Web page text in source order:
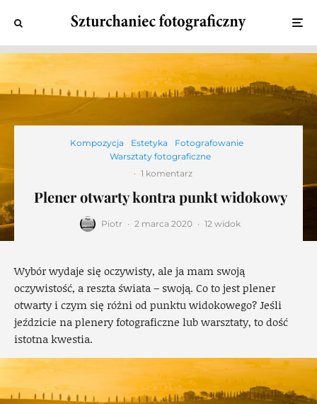
Kompozycja Estetyka
Fotografowanie
Warsztaty fotograficzne
· 1 komentarz
Plener otwarty kontra punkt widokowy
Piotr · 2 marca 2020 · 12 widok
Wybór wydaje się oczywisty, ale ja mam swoją
oczywistość, a reszta świata – swoją. Co to jest plener
otwarty i czym się różni od punktu widokowego? Jeśli
jeździcie na plenery fotograficzne lub warsztaty, to dość
istotna kwestia.